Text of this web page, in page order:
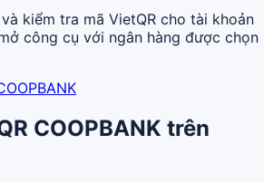
kiểm tra mã VietQR cho tài khoản
công cụ với ngân hàng được chọn
COOPBANK trên